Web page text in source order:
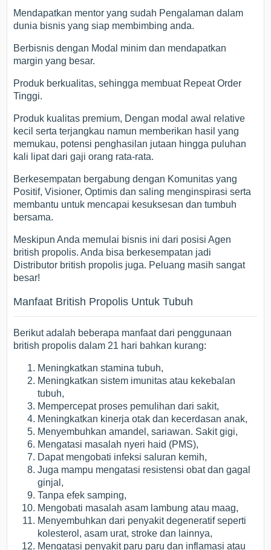
Mendapatkan mentor yang sudah Pengalaman dalam
dunia bisnis yang siap membimbing anda.
Berbisnis dengan Modal minim dan mendapatkan
margin yang besar.
Produk berkualitas, sehingga membuat Repeat Order
Tinggi.
Produk kualitas premium, Dengan modal awal relative
kecil serta terjangkau namun memberikan hasil yang
memukau, potensi penghasilan jutaan hingga puluhan
kali lipat dari gaji orang rata-rata.
Berkesempatan bergabung dengan Komunitas yang
Positif, Visioner, Optimis dan saling menginspirasi serta
membantu untuk mencapai kesuksesan dan tumbuh
bersama.
Meskipun Anda memulai bisnis ini dari posisi Agen
british propolis. Anda bisa berkesempatan jadi
Distributor british propolis juga. Peluang masih sangat
besar!
Manfaat British Propolis Untuk Tubuh
Berikut adalah beberapa manfaat dari penggunaan
british propolis dalam 21 hari bahkan kurang:
Meningkatkan stamina tubuh,
Meningkatkan sistem imunitas atau kekebalan
tubuh,
Mempercepat proses pemulihan dari sakit,
Meningkatkan kinerja otak dan kecerdasan anak,
Menyembuhkan amandel, sariawan. Sakit gigi,
Mengatasi masalah nyeri haid (PMS),
Dapat mengobati infeksi saluran kemih,
Juga mampu mengatasi resistensi obat dan gagal
ginjal,
Tanpa efek samping,
Mengobati masalah asam lambung atau maag,
Menyembuhkan dari penyakit degeneratif seperti
kolesterol, asam urat, stroke dan lainnya,
Mengatasi penyakit paru paru dan inflamasi atau